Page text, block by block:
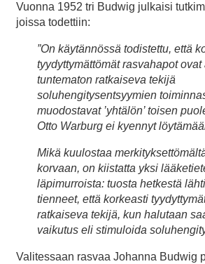
Vuonna 1952 tri Budwig julkaisi
joissa todettiin:
”On käytännössä todistettu, että
tyydyttymättömät rasvahapot ovat
tuntematon ratkaiseva tekijä
soluhengitysentsyymien
muodostavat ’yhtälön’ toisen
Otto Warburg ei kyennyt
Mikä kuulostaa
korvaan, on kiistatta yksi
läpimurroista: tuosta hetkestä
tienneet, että korkeasti
ratkaiseva tekijä, kun halutaan
vaikutus eli stimuloida
Valitessaan rasvaa Johanna Budwig